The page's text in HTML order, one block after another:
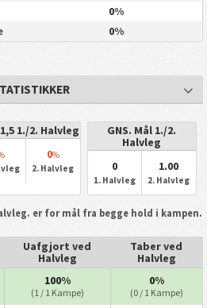
0%
0%
1./2. Halvleg
0%
2. Halvleg
GNS. Mål 1./2.
Halvleg
0
1. Halvleg
1.00
2. Halvleg
er for mål fra begge hold i kampen.
Uafgjort ved
Halvleg
Taber ved
Halvleg
100%
(1 / 1 Kampe)
0%
(0 / 1 Kampe)